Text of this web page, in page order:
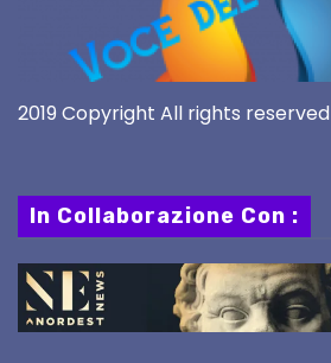
2019 Copyright All rights reserved
In Collaborazione Con :